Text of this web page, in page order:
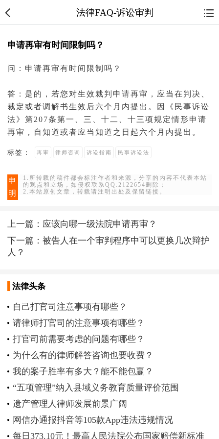
法律FAQ-诉讼审判
申请再审有时间限制吗？
问：申请再审有时间限制吗？
答：是的，若您对生效裁判申请再审，应当在 判决
裁定或者调解书生效后六个月内提出。因《 民事诉讼
法》第207条第一、三、十二、十三项规定情形申请
再审，自知道或者应当知道之日起六个月内提出。
标签： 再审 律师咨询 诉讼指南 民事诉讼法
申
明
1.所转载的稿件都会标注作者和来源，分享的内容不代表本站
的观点和立场，如侵权联系QQ:2122654删除；
2.本站原创文章，转载请注明出处及保留链接。
上一篇： 应该向哪一级法院申请再审？
下一篇：被告人在一个审判程序中可以更换几次辩护
人？
法律头条
自己打官司注意事项有哪些？
请律师打官司的注意事项有哪些？
打官司前需要考虑的问题有哪些？
为什么有的律师解答咨询也要收费？
我的案子胜率有多大？能不能包赢？
“五项管理”纳入县域义务教育质量评价范围
遗产管理人律师发展前景广阔
网信办通报抖音等105款App违法违规情况
每日373.10元！最高人民法院公布国家赔偿新标准